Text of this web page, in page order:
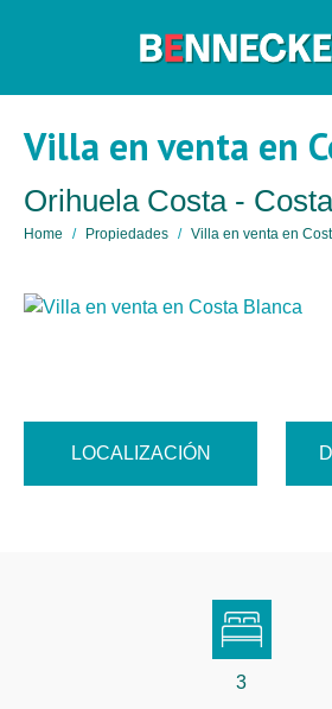
Villa en venta en
Orihuela Costa -
Home Propiedades Villa en venta en
LOCALIZACIÓN
3